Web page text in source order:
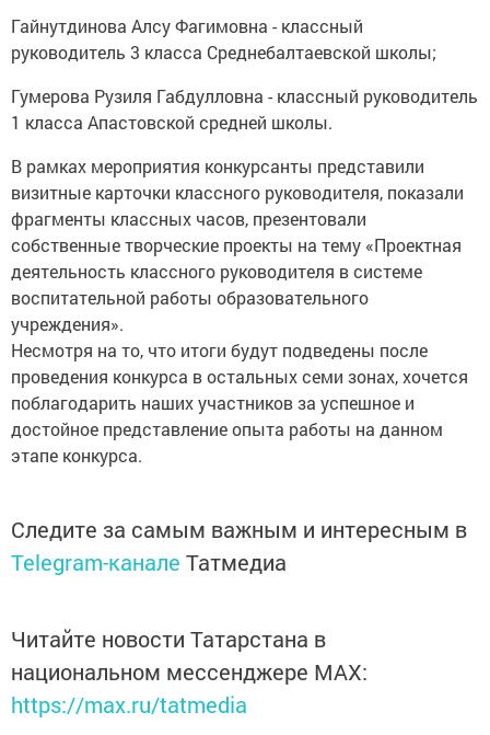
Гайнутдинова Алсу Фагимовна - классный
руководитель 3 класса Среднебалтаевской школы;
Гумерова Рузиля Габдулловна - классный руководитель
1 класса Апастовской средней школы.
В рамках мероприятия конкурсанты представили
визитные карточки классного руководителя, показали
фрагменты классных часов, презентовали
собственные творческие проекты на тему «Проектная
деятельность классного руководителя в системе
воспитательной работы образовательного
учреждения».
Несмотря на то, что итоги будут подведены после
проведения конкурса в остальных семи зонах, хочется
поблагодарить наших участников за успешное и
достойное представление опыта работы на данном
этапе конкурса.
Следите за самым важным и интересным в
Telegram-канале Татмедиа
Читайте новости Татарстана в
национальном мессенджере MАХ:
https://max.ru/tatmedia